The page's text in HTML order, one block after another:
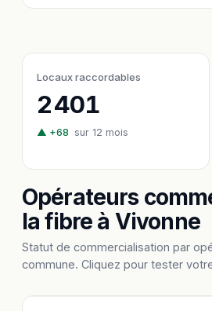
Locaux raccordables
2 401
▲ +68 sur 12 mois
Opérateurs
la fibre à Vivonne
Statut de commercialisation par
commune. Cliquez pour tester